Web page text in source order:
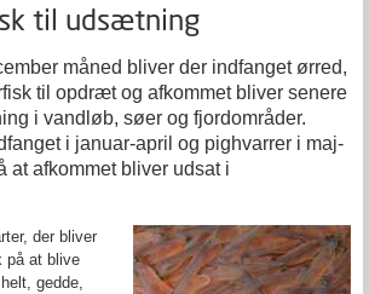
til udsætning
måned bliver der indfanget ørred,
til opdræt og afkommet bliver senere
i vandløb, søer og fjordområder.
i januar-april og pighvarrer i maj-
at afkommet bliver udsat i
der bliver
på at blive
gedde,